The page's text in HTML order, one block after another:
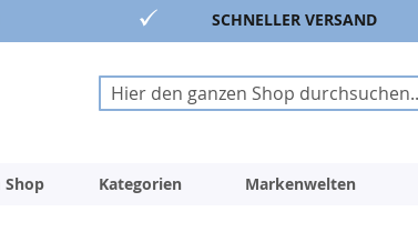
SCHNELLER VERSAND
Suche
Shop Kategorien Markenwelten